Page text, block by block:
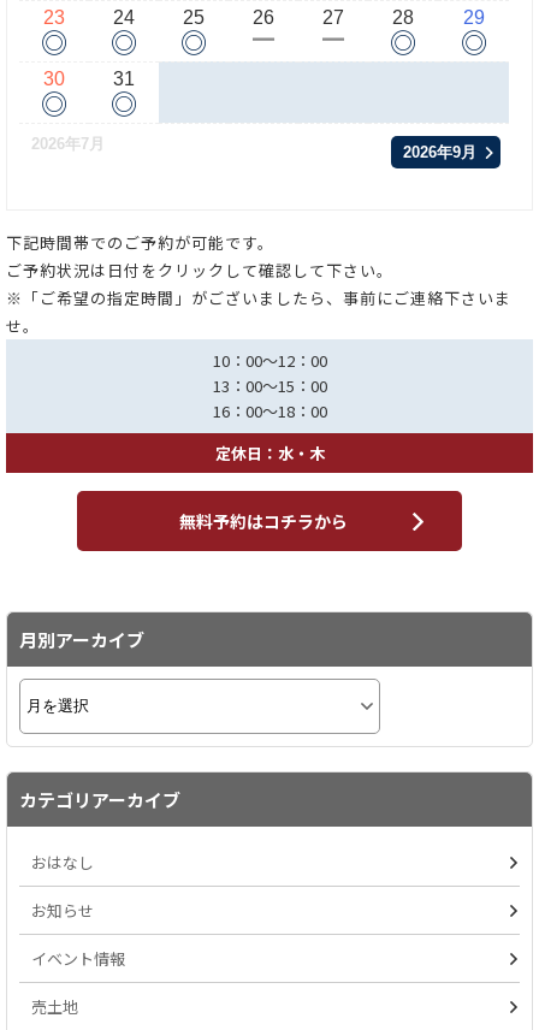
23
◎
24
◎
25
◎
26
ー
27
ー
28
◎
29
◎
30
◎
31
◎
2026年7月 2026年9月
下記時間帯でのご予約が可能です。
ご予約状況は日付をクリックして確認して下さい。
※「ご希望の指定時間」がございましたら、事前にご連絡下さいま
せ。
10：00～12：00
13：00～15：00
16：00～18：00
定休日：水・木
無料予約はコチラから
月別アーカイブ
カテゴリアーカイブ
おはなし
お知らせ
イベント情報
売土地